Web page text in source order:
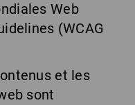
Web
(WCAG
et les
sont